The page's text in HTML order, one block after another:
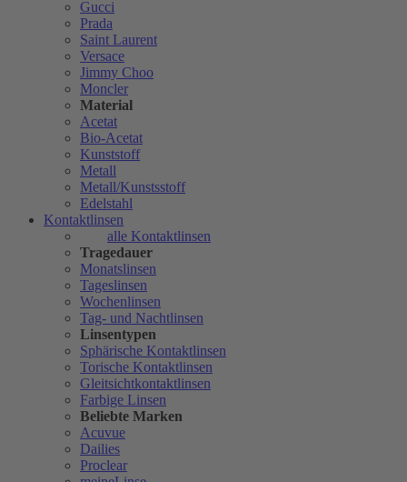
Gucci
Prada
Saint Laurent
Versace
Jimmy Choo
Moncler
Material
Acetat
Bio-Acetat
Kunststoff
Metall
Metall/Kunstsstoff
Edelstahl
Kontaktlinsen
alle Kontaktlinsen
Tragedauer
Monatslinsen
Tageslinsen
Wochenlinsen
Tag- und Nachtlinsen
Linsentypen
Sphärische Kontaktlinsen
Torische Kontaktlinsen
Gleitsichtkontaktlinsen
Farbige Linsen
Beliebte Marken
Acuvue
Dailies
Proclear